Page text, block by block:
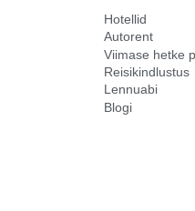
Hotellid
Autorent
Viimase hetke
Reisikindlustus
Lennuabi
Blogi